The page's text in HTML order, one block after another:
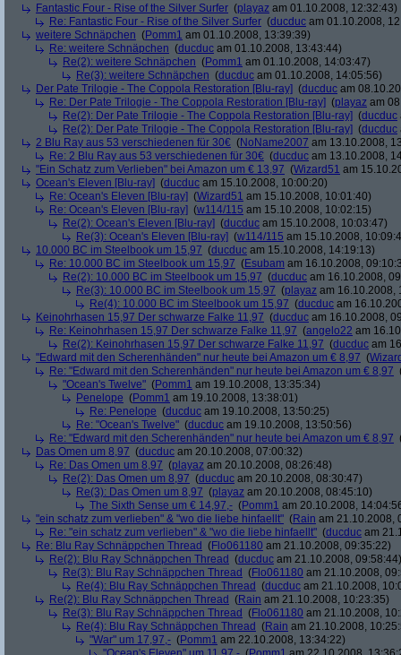
Fantastic Four - Rise of the Silver Surfer (playaz am 01.10.2008, 12:32:43)
Re: Fantastic Four - Rise of the Silver Surfer (ducduc am 01.10.2008,
weitere Schnäpchen (Pomm1 am 01.10.2008, 13:39:39)
Re: weitere Schnäpchen (ducduc am 01.10.2008, 13:43:44)
Re(2): weitere Schnäpchen (Pomm1 am 01.10.2008, 14:03:47)
Re(3): weitere Schnäpchen (ducduc am 01.10.2008, 14:05:56)
Der Pate Trilogie - The Coppola Restoration [Blu-ray] (ducduc am
Re: Der Pate Trilogie - The Coppola Restoration [Blu-ray] (playaz am
Re(2): Der Pate Trilogie - The Coppola Restoration [Blu-ray] (ducduc
Re(2): Der Pate Trilogie - The Coppola Restoration [Blu-ray] (ducduc
2 Blu Ray aus 53 verschiedenen für 30€ (NoName2007 am 13.10.2008,
Re: 2 Blu Ray aus 53 verschiedenen für 30€ (ducduc am 13.10.2008,
"Ein Schatz zum Verlieben" bei Amazon um € 13,97 (Wizard51 am
Ocean's Eleven [Blu-ray] (ducduc am 15.10.2008, 10:00:20)
Re: Ocean's Eleven [Blu-ray] (Wizard51 am 15.10.2008, 10:01:40)
Re: Ocean's Eleven [Blu-ray] (w114/115 am 15.10.2008, 10:02:15)
Re(2): Ocean's Eleven [Blu-ray] (ducduc am 15.10.2008, 10:03:47)
Re(3): Ocean's Eleven [Blu-ray] (w114/115 am 15.10.2008,
10.000 BC im Steelbook um 15,97 (ducduc am 15.10.2008, 14:19:13)
Re: 10.000 BC im Steelbook um 15,97 (Esubam am 16.10.2008,
Re(2): 10.000 BC im Steelbook um 15,97 (ducduc am 16.10.2008,
Re(3): 10.000 BC im Steelbook um 15,97 (playaz am 16.10.2008,
Re(4): 10.000 BC im Steelbook um 15,97 (ducduc am
Keinohrhasen 15,97 Der schwarze Falke 11,97 (ducduc am 16.10.2008,
Re: Keinohrhasen 15,97 Der schwarze Falke 11,97 (angelo22 am
Re(2): Keinohrhasen 15,97 Der schwarze Falke 11,97 (ducduc am
"Edward mit den Scherenhänden" nur heute bei Amazon um € 8,97 (
Re: "Edward mit den Scherenhänden" nur heute bei Amazon um € 8,97
"Ocean's Twelve" (Pomm1 am 19.10.2008, 13:35:34)
Penelope (Pomm1 am 19.10.2008, 13:38:01)
Re: Penelope (ducduc am 19.10.2008, 13:50:25)
Re: "Ocean's Twelve" (ducduc am 19.10.2008, 13:50:56)
Re: "Edward mit den Scherenhänden" nur heute bei Amazon um € 8,97
Das Omen um 8,97 (ducduc am 20.10.2008, 07:00:32)
Re: Das Omen um 8,97 (playaz am 20.10.2008, 08:26:48)
Re(2): Das Omen um 8,97 (ducduc am 20.10.2008, 08:30:47)
Re(3): Das Omen um 8,97 (playaz am 20.10.2008, 08:45:10)
The Sixth Sense um € 14,97,- (Pomm1 am 20.10.2008,
"ein schatz zum verlieben" & "wo die liebe hinfaellt" (Rain am 21.10.2008,
Re: "ein schatz zum verlieben" & "wo die liebe hinfaellt" (ducduc am
Re: Blu Ray Schnäppchen Thread (Flo061180 am 21.10.2008, 09:35:22)
Re(2): Blu Ray Schnäppchen Thread (ducduc am 21.10.2008, 09:58:44)
Re(3): Blu Ray Schnäppchen Thread (Flo061180 am 21.10.2008,
Re(4): Blu Ray Schnäppchen Thread (ducduc am 21.10.2008,
Re(2): Blu Ray Schnäppchen Thread (Rain am 21.10.2008, 10:23:35)
Re(3): Blu Ray Schnäppchen Thread (Flo061180 am 21.10.2008,
Re(4): Blu Ray Schnäppchen Thread (Rain am 21.10.2008,
"War" um 17,97,- (Pomm1 am 22.10.2008, 13:34:22)